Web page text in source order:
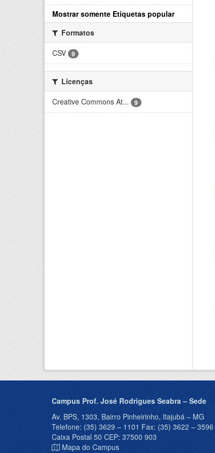
Mostrar somente Etiquetas popular
Formatos
CSV
9
Licenças
Creative Commons At...
9
Campus Prof. José Rodrigues Seabra – Sede
Av. BPS, 1303, Bairro Pinheirinho, Itajubá – MG
Telefone: (35) 3629 – 1101 Fax: (35) 3622 – 3596
Caixa Postal 50 CEP: 37500 903
Mapa do Campus